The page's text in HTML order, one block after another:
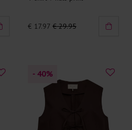
€ 17.97 € 29.95
- 40%